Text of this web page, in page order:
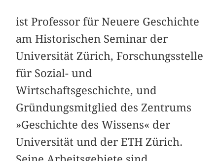
ist Professor für Neuere Geschichte
am Historischen Seminar der
Universität Zürich, Forschungsstelle
für Sozial- und
Wirtschaftsgeschichte, und
Gründungsmitglied des Zentrums
»Geschichte des Wissens« der
Universität und der ETH Zürich.